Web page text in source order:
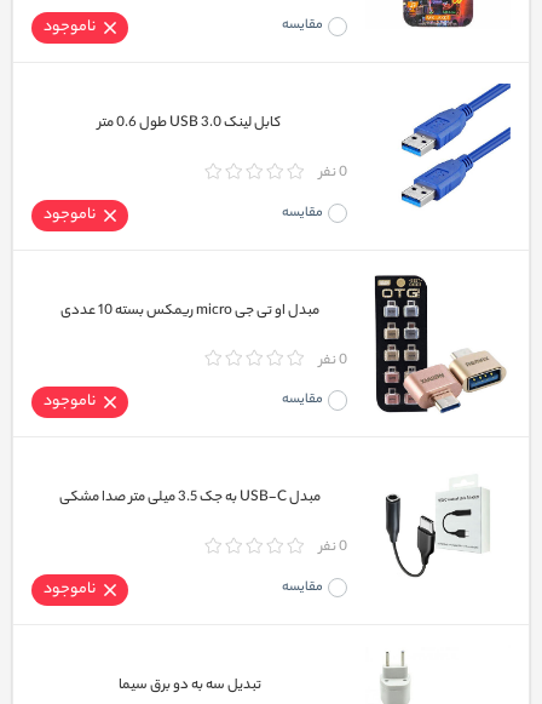
مقایسه ناموجود
کابل لینک USB 3.0 طول 0.6 متر
0 نفر
مقایسه ناموجود
مبدل او تی جی micro ریمکس بسته 10 عددی
0 نفر
مقایسه ناموجود
مبدل USB-C به جک 3.5 میلی متر صدا مشکی
0 نفر
مقایسه ناموجود
تبدیل سه به دو برق سیما